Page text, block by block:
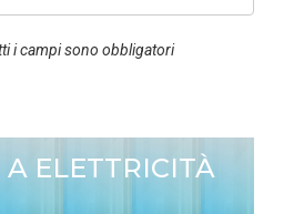
i campi sono obbligatori
A ELETTRICITÀ